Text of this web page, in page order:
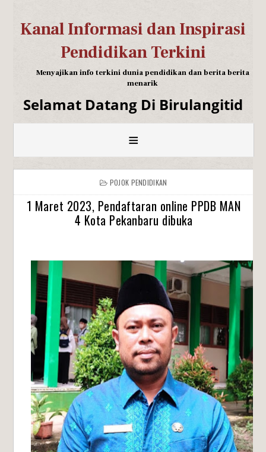
Kanal Informasi dan Inspirasi
Pendidikan Terkini
Menyajikan info terkini dunia pendidikan dan berita berita
menarik
Selamat Datang Di Birulangitid
≡
POJOK PENDIDIKAN
1 Maret 2023, Pendaftaran online PPDB MAN
4 Kota Pekanbaru dibuka